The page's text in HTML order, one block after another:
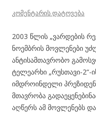
კომენტარის დატოვება
2003 წლის „ვარდების
ნოემბრის მოვლენები
ანტისამთავრობო
ტელეარხი „რუსთავი-2“-
იმდროინდელი
მთავრობა
აღწერს ამ მოვლენებს